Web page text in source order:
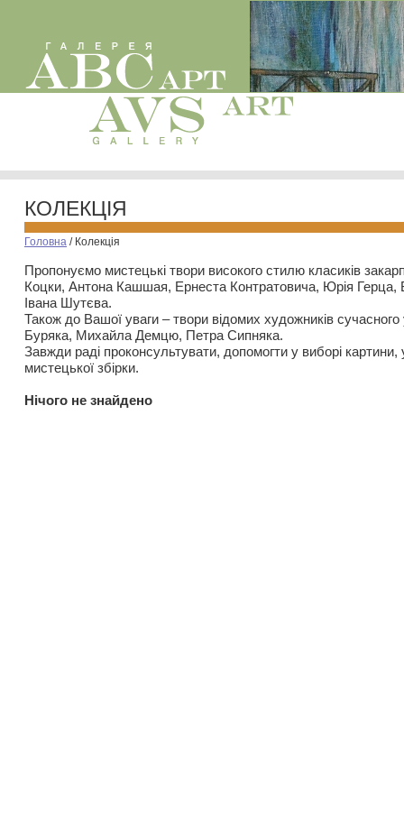
КОЛЕКЦІЯ
Головна / Колекція
Пропонуємо мистецькі твори високого стилю класиків
Коцки, Антона Кашшая, Ернеста Контратовича, Юрія
Івана Шутєва.
Також до Вашої уваги – твори відомих художників
Буряка, Михайла Демцю, Петра Сипняка.
Завжди раді проконсультувати, допомогти у виборі картини,
мистецької збірки.
Нiчого не знайдено